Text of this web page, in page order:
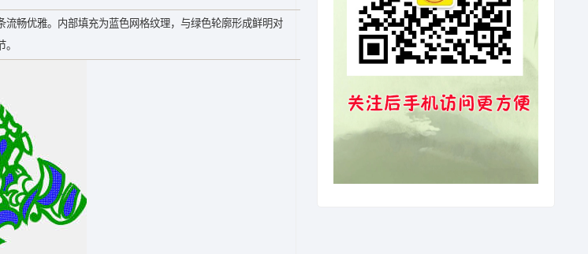
畅优雅。内部填充为蓝色网格纹理，与绿色轮廓形成鲜明对